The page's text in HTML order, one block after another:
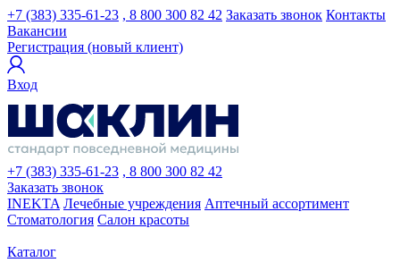
+7 (383) 335-61-23 , 8 800 300 82 42 Заказать звонок Контакты
Вакансии
Регистрация (новый клиент)
Вход
+7 (383) 335-61-23 , 8 800 300 82 42
Заказать звонок
INEKTA Лечебные учреждения Аптечный ассортимент
Стоматология Салон красоты
Каталог